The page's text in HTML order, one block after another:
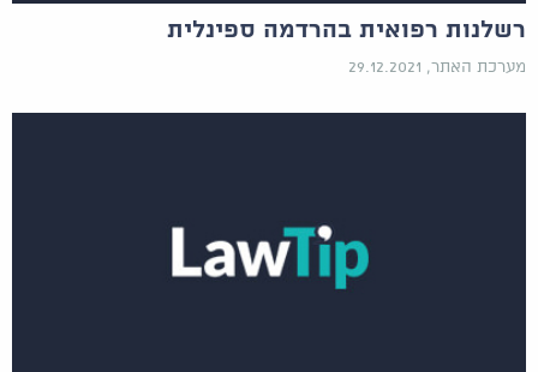
רשלנות רפואית בהרדמה ספינלית
מערכת האתר, 29.12.2021